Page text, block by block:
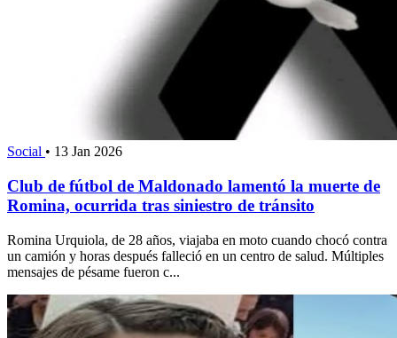
Social • 13 Jan 2026
Club de fútbol de Maldonado lamentó la muerte de
Romina, ocurrida tras siniestro de tránsito
Romina Urquiola, de 28 años, viajaba en moto cuando chocó contra
un camión y horas después falleció en un centro de salud. Múltiples
mensajes de pésame fueron c...